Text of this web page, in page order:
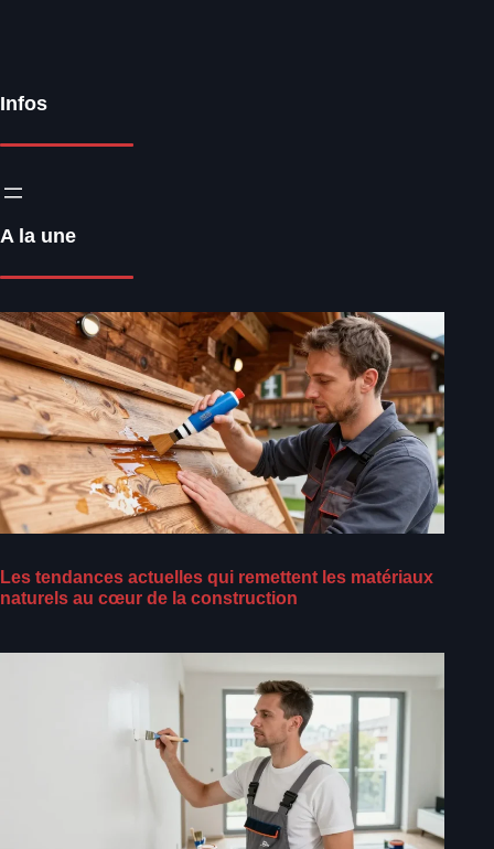
Infos
A la une
Les tendances actuelles qui remettent les matériaux
naturels au cœur de la construction